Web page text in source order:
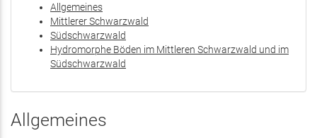
Allgemeines
Mittlerer Schwarzwald
Südschwarzwald
Hydromorphe Böden im Mittleren Schwarzwald und im
Südschwarzwald
Allgemeines